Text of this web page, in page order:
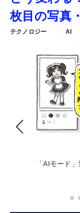
枚目の写真
テクノロジー AI
「AIモード